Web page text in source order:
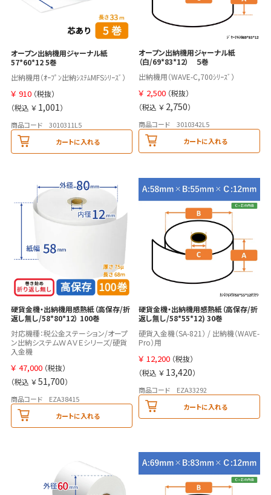
オープン出納機用ジャーナル紙
57*60*12 5巻
出納機用（ｵｰﾌﾟﾝ出納ｼｽﾃﾑMFSｼﾘｰｽﾞ）
￥ 910 （税抜）
（税込 ￥ 1,001）
商品コード 3010311L5
カートに入れる
オープン出納機用ジャーナル紙
（白/69*83*12） ５巻
出納機用（WAVE-C,700ｼﾘｰｽﾞ）
￥ 2,500 （税抜）
（税込 ￥ 2,750）
商品コード 3010342L5
カートに入れる
硬貨金機・出納機用感熱紙（高保存/折
返し無し/58*80*12） 100巻
対応機種：税公金ステーション/オープ
ン出納システムＷＡＶＥシリーズ/硬貨
入金機
￥ 47,000 （税抜）
（税込 ￥51,700）
商品コード EZA38415
カートに入れる
硬貨金機・出納機用感熱紙（高保存/折
返し無し/58*55*12) 30巻
硬貨入金機（SA-821） / 出納機（WAVE-
Pro）用
￥ 12,200 （税抜）
（税込 ￥ 13,420）
商品コード EZA33292
カートに入れる